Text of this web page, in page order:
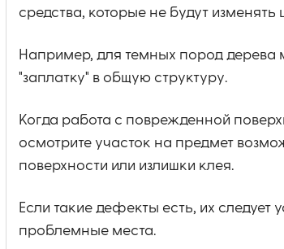
средства, которые не будут
Например, для темных пород дерева
"заплатку" в общую структуру.
Когда работа с поврежденной
осмотрите участок на предмет
поверхности или излишки клея.
Если такие дефекты есть, их
проблемные места.